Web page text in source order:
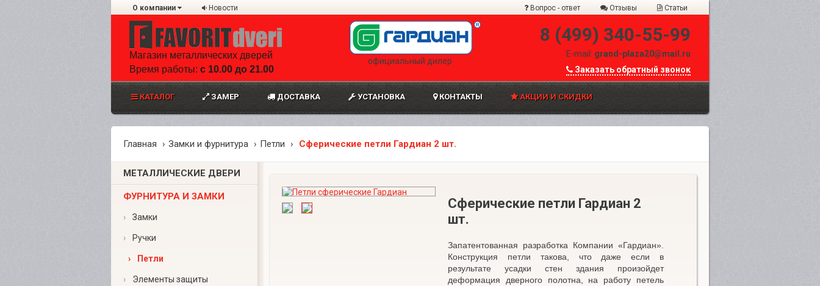
О компании Новости Вопрос - ответ Отзывы Статьи
Магазин металлических дверей
Время работы: с 10.00 до 21.00
официальный дилер
8 (499) 340-55-99
E-mail: grand-plaza20@mail.ru
Заказать обратный звонок
КАТАЛОГ ЗАМЕР ДОСТАВКА УСТАНОВКА КОНТАКТЫ АКЦИИ И СКИДКИ
Главная Замки и фурнитура Петли Сферические петли Гардиан 2 шт.
МЕТАЛЛИЧЕСКИЕ ДВЕРИ
ФУРНИТУРА И ЗАМКИ
› Замки
› Ручки
› Петли
› Элементы защиты
Сферические петли Гардиан 2
шт.
Запатентованная разработка Компании «Гардиан».
Конструкция петли такова, что даже если в
результате усадки стен здания произойдет
деформация дверного полотна, на работу петель